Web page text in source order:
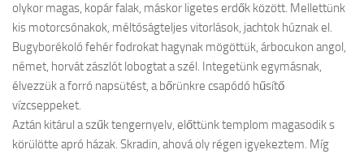
olykor magas, kopár falak, máskor ligetes erdők között. Mellettünk
kis motorcsónakok, méltóságteljes vitorlások, jachtok húznak el.
Bugyborékoló fehér fodrokat hagynak mögöttük, árbocukon angol,
német, horvát zászlót lobogtat a szél. Integetünk egymásnak,
élvezzük a forró napsütést, a bőrünkre csapódó hűsítő
vízcseppeket.
Aztán kitárul a szűk tengernyelv, előttünk templom magasodik s
körülötte apró házak. Skradin, ahová oly régen igyekeztem. Míg